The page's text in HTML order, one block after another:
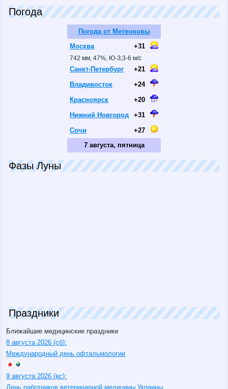
Погода
Погода от Метеоновы
Москва
+31
742 мм, 47%, Ю-З,3-6 м/с
Санкт-Петербург
+21
Владивосток
+24
Красноярск
+20
Нижний Новгород
+31
Сочи
+27
7 августа, пятница
Фазы Луны
Праздники
Ближайшие медицинские праздники
8 августа 2026 (сб):
Международный день офтальмологии
9 августа 2026 (вс):
День работников ветеринарной медицины Украины